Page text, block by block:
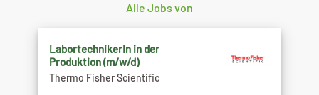
Alle Jobs von
LabortechnikerIn in der
Produktion (m/w/d)
Thermo Fisher Scientific